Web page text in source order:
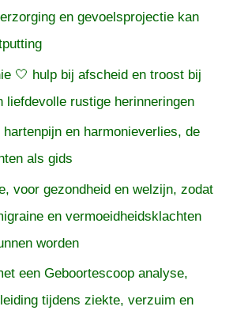
en gevoelsprojectie kan
🤍 hulp bij afscheid en troost bij
liefdevolle rustige herinneringen
hartenpijn en harmonieverlies, de
als gids
voor gezondheid en welzijn, zodat
en vermoeidheidsklachten
worden
een Geboortescoop analyse,
tijdens ziekte, verzuim en